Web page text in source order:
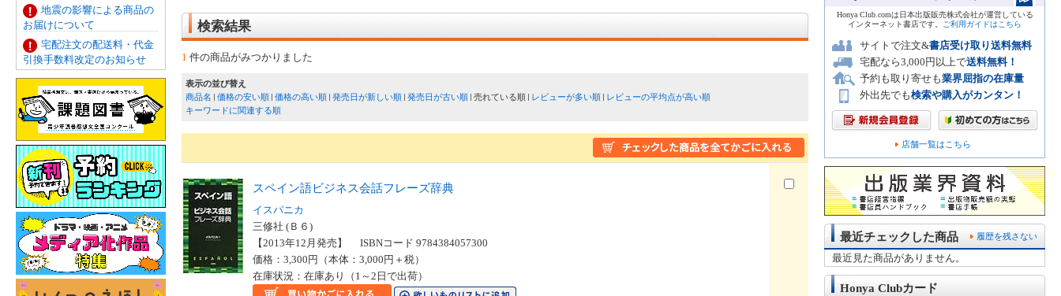
地震の影響による商品の
お届けについて
宅配注文の配送料・代金
引換手数料改定のお知らせ
検索結果
1 件の商品がみつかりました
表示の並び替え
商品名
価格の安い順 価格の高い順 発売日が新しい順 発売日が古い順 売れている順 レビューが多い順
レビューの平均点が高い順
キーワードに関連する順
スペイン語ビジネス会話フレーズ辞典
イスパニカ
三修社 (Ｂ６)
【2013年12月発売】 ISBNコード 9784384057300
価格：3,300円（本体：3,000円＋税）
在庫状況：在庫あり（1～2日で出荷）
Honya Club.comは日本出版販売株式会社が運営している
インターネット書店です。
ご利用ガイドはこちら
サイトで注文&書店受け取り送料無料
宅配なら3,000円以上で送料無料！
予約も取り寄せも業界屈指の在庫量
外出先でも検索や購入がカンタン！
店舗一覧はこちら
履歴を残さない
最近チェックした商品
最近見た商品がありません。
Honya Clubカード